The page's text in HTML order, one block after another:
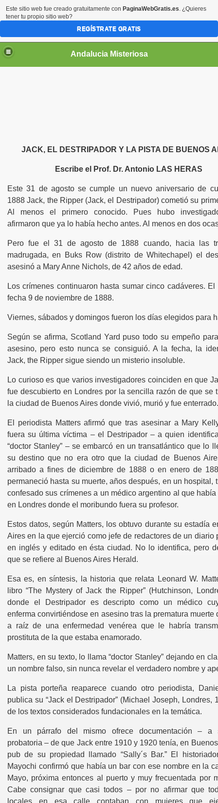
Andalucia Misteriosa
JACK, EL DESTRIPADOR Y LA PISTA DE BUENOS
Escribe el Prof. Dr. Antonio LAS HERAS
Este 31 de agosto se cumple un nuevo aniversario de
1888 Jack, the Ripper (Jack, el Destripador) cometió su
Al menos el primero conocido. Pues hubo
afirmaron que ya lo había hecho antes. Al menos en dos
Pero fue el 31 de agosto de 1888 cuando, hacia las
madrugada, en Buks Row (distrito de Whitechapel) el
asesinó a Mary Anne Nichols, de 42 años de edad.
Los crímenes continuaron hasta sumar cinco cadáveres. El
fecha 9 de noviembre de 1888.
Viernes, sábados y domingos fueron los días elegidos para
Según se afirma, Scotland Yard puso todo su empeño
asesino, pero esto nunca se consiguió. A la fecha, la
Jack, the Ripper sigue siendo un misterio insoluble.
Lo curioso es que varios investigadores coinciden en que
fue descubierto en Londres por la sencilla razón de que se
la ciudad de Buenos Aires donde vivió, murió y fue enterrado.
El periodista Matters afirmó que tras asesinar a Mary
fuera su última víctima – el Destripador – a quien
“doctor Stanley” – se embarcó en un transatlántico que lo
su destino que no era otro que la ciudad de Buenos
arribado a fines de diciembre de 1888 o en enero de
permaneció hasta su muerte, años después, en un hospital,
confesado sus crímenes a un médico argentino al que
en Londres donde el moribundo fuera su profesor.
Estos datos, según Matters, los obtuvo durante su estadía
Aires en la que ejerció como jefe de redactores de un diario
en inglés y editado en ésta ciudad. No lo identifica, pero
que se refiere al Buenos Aires Herald.
Esa es, en síntesis, la historia que relata Leonard W.
libro “The Mystery of Jack the Ripper” (Hutchinson,
donde el Destripador es descripto como un médico
enferma convirtiéndose en asesino tras la prematura muerte
a raíz de una enfermedad venérea que le habría
prostituta de la que estaba enamorado.
Matters, en su texto, lo llama “doctor Stanley” dejando en
un nombre falso, sin nunca revelar el verdadero nombre y
La pista porteña reaparece cuando otro periodista,
publica su “Jack el Destripador” (Michael Joseph, Londres,
de los textos considerados fundacionales en la temática.
En un párrafo del mismo ofrece documentación – a
probatoria – de que Jack entre 1910 y 1920 tenía, en
pub de su propiedad llamado “Sally´s Bar.” El
Mayochi confirmó que había un bar con ese nombre en la
Mayo, próxima entonces al puerto y muy frecuentada por
Cabe consignar que casi todos – por no afirmar que
locales en esa calle contaban con mujeres que
andaluza
un fenomeno racional
de colision
crucero reina regente
Calanda (Zaragoza) 1637
San Juan
Este sitio web fue creado gratuitamente con PaginaWebGratis.es. ¿Quieres
tener tu propio sitio web?
REGÍSTRATE GRATIS